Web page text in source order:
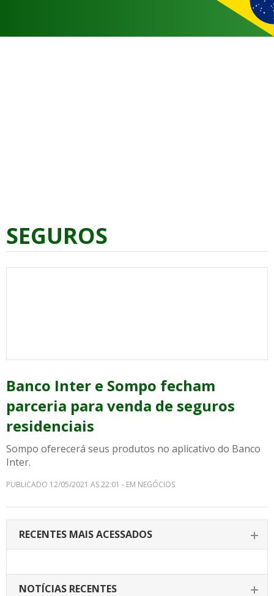
SEGUROS
Banco Inter e Sompo fecham
parceria para venda de seguros
residenciais
Sompo oferecerá seus produtos no aplicativo do Banco
Inter.
PUBLICADO 12/05/2021 AS 22:01 - EM NEGÓCIOS
RECENTES MAIS ACESSADOS
NOTÍCIAS RECENTES